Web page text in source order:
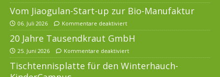
Vom Jiaogulan-Start-up zur Bio-Manufaktur
06. Juli 2026 Kommentare deaktiviert
20 Jahre Tausendkraut GmbH
25. Juni 2026 Kommentare deaktiviert
Tischtennisplatte für den Winterhauch-